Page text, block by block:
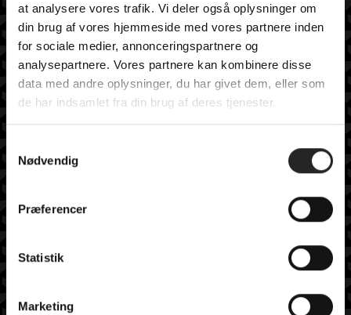
at analysere vores trafik. Vi deler også oplysninger om
din brug af vores hjemmeside med vores partnere inden
for sociale medier, annonceringspartnere og
analysepartnere. Vores partnere kan kombinere disse
data med andre oplysninger, du har givet dem, eller som
de har indsamlet fra din brug af deres tjenester.
Nødvendig
Præferencer
Statistik
Marketing
billedet.
Hos Team Sydhavsøerne ser vi frem til at fortsætte det
fantastiske samarbejde!
1 billet – 2 kampe